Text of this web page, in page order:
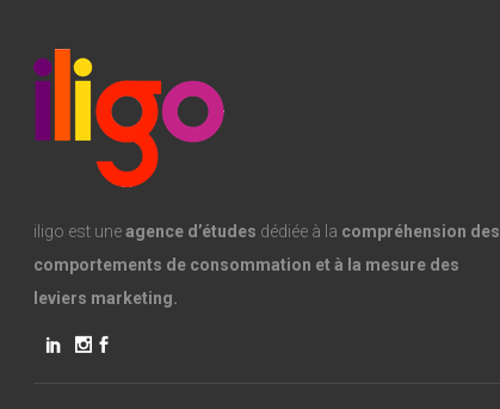
iligo est uneagence d’études dédiée à la compréhension des
comportements de consommation et à la mesure des
leviers marketing.